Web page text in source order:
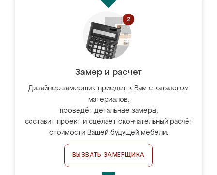
Замер и расчет
Дизайнер-замерщик приедет к Вам с каталогом
материалов,
проведёт детальные замеры,
составит проект и сделает окончательный расчёт
стоимости Вашей будущей мебели.
ВЫЗВАТЬ ЗАМЕРЩИКА